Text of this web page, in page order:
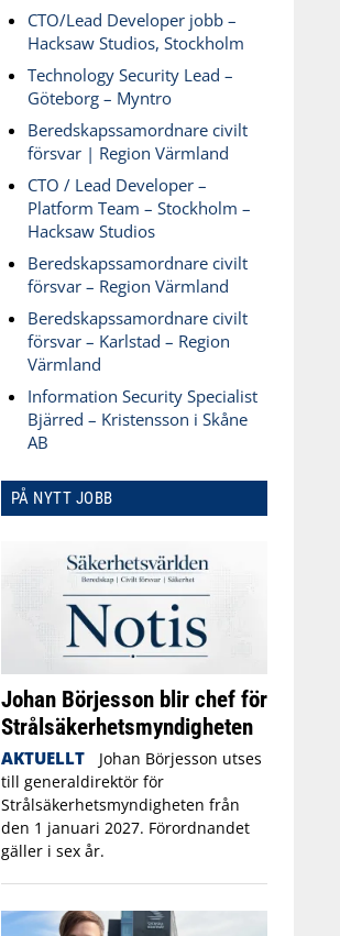
CTO/Lead Developer jobb –
Hacksaw Studios, Stockholm
Technology Security Lead –
Göteborg – Myntro
Beredskapssamordnare civilt
försvar | Region Värmland
CTO / Lead Developer –
Platform Team – Stockholm –
Hacksaw Studios
Beredskapssamordnare civilt
försvar – Region Värmland
Beredskapssamordnare civilt
försvar – Karlstad – Region
Värmland
Information Security Specialist
Bjärred – Kristensson i Skåne
AB
PÅ NYTT JOBB
Johan Börjesson blir chef för
Strålsäkerhetsmyndigheten
AKTUELLT
Johan Börjesson utses
till generaldirektör för
Strålsäkerhetsmyndigheten från
den 1 januari 2027. Förordnandet
gäller i sex år.